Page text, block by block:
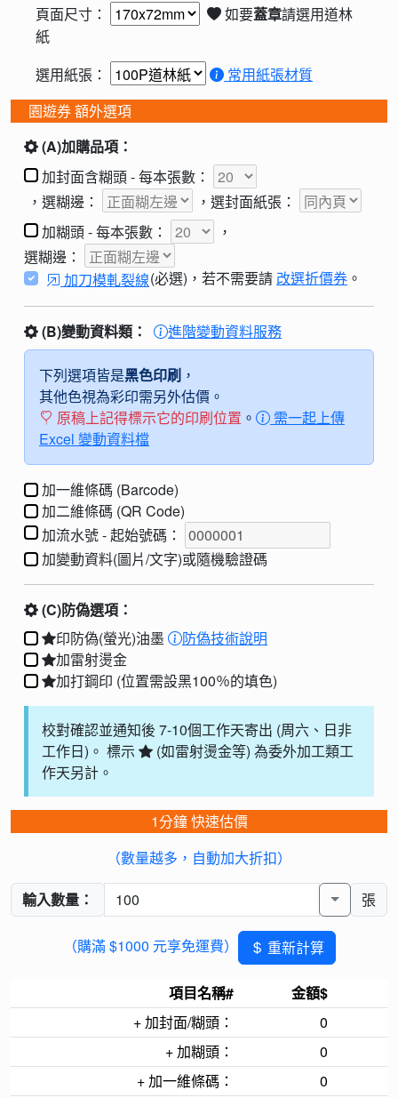
頁面尺寸：
如要蓋章請選用道林
紙
選用紙張：
常用紙張材質
園遊券 額外選項
(A)加購品項：
加封面含糊頭-每本張數：
， 選糊邊： ， 選封面紙張：
加糊頭-每本張數：
，
選糊邊：
加刀模軋裂線(必選)，若不需要請 改選折價券 。
(B)變動資料類： 進階變動資料服務
下列選項皆是黑色印刷 ，
其他色視為彩印需另外估價。
原稿上記得標示它的印刷位置 。
需一起上傳
Excel 變動資料檔
加一維條碼 (Barcode)
加二維條碼 (QR Code)
加流水號-起始號碼：
加變動資料(圖片/文字)或隨機驗證碼
(C)防偽選項：
印防偽(螢光)油墨
防偽技術說明
加雷射燙金
加打鋼印 (位置需設黑100％的填色)
校對確認並通知後 7-10個工作天寄出 (周六、日非
工作日)。 標示
(如雷射燙金等) 為委外加工類工
作天另計。
1分鐘 快速估價
（數量越多，自動加大折扣）
輸入數量： 張
（購滿 $1000 元享免運費） 重新計算
項目名稱#
金額$
+ 加封面/糊頭：
0
+ 加糊頭：
0
+ 加一維條碼：
0